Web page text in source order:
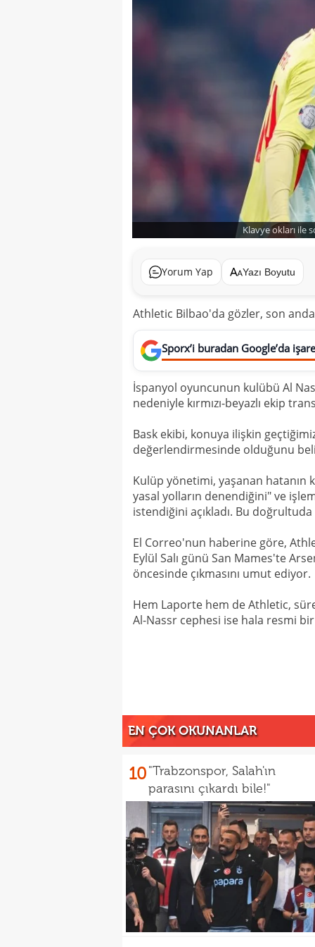
Klavye okları ile
Yorum Yap Yazı Boyutu
Athletic Bilbao'da gözler, son
Sporx’i buradan Google’da
İspanyol oyuncunun kulübü Al
nedeniyle kırmızı-beyazlı ekip
Bask ekibi, konuya ilişkin
değerlendirmesinde olduğunu
Kulüp yönetimi, yaşanan hatanın
yasal yolların denendiğini" ve
istendiğini açıkladı. Bu doğrultuda
El Correo'nun haberine göre,
Eylül Salı günü San Mames'te
öncesinde çıkmasını umut ediyor.
Hem Laporte hem de Athletic,
Al-Nassr cephesi ise hala resmi bir
EN ÇOK OKUNANLAR
10 "Trabzonspor, Salah'ın
parasını çıkardı bile!"